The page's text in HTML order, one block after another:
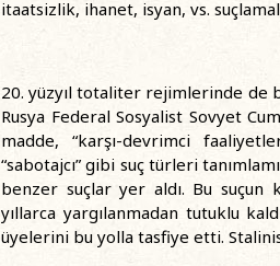
itaatsizlik, ihanet, isyan, vs.
20. yüzyıl totaliter rejimlerinde de
Rusya Federal Sosyalist Sovyet
madde, “karşı-devrimci
“sabotajcı” gibi suç türleri
benzer suçlar yer aldı. Bu suçun
yıllarca yargılanmadan tutuklu
üyelerini bu yolla tasfiye etti.